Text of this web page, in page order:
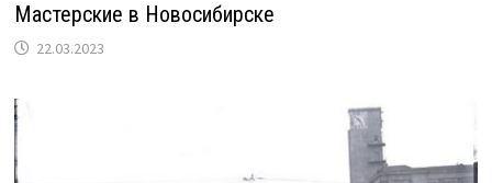
Мастерские в Новосибирске
22.03.2023